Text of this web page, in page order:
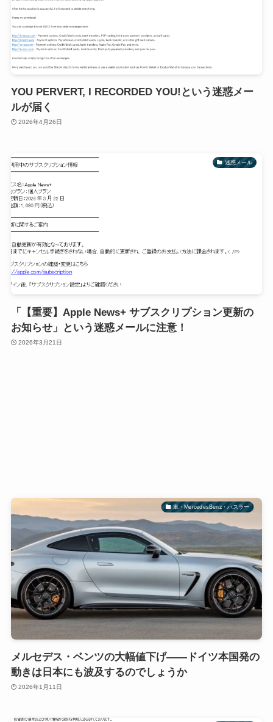
YOU PERVERT, I RECORDED YOU!という迷惑メー
ルが届く
2026年4月26日
迷惑メール
「【重要】Apple News+ サブスクリプション更新の
お知らせ」という迷惑メールに注意！
2026年3月21日
車・MercedesBenz・ハスラー
メルセデス・ベンツの大幅値下げ――ドイツ本国発の
動きは日本にも波及するのでしょうか
2026年1月11日